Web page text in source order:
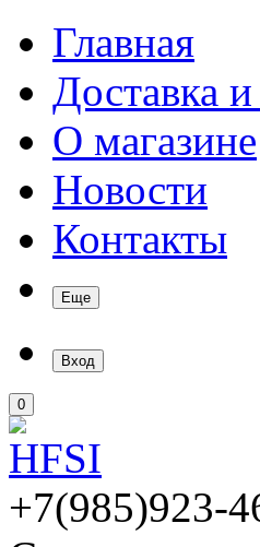
Главная
Доставка и
О магазине
Новости
Контакты
Еще
Вход
0
+7(985)923-